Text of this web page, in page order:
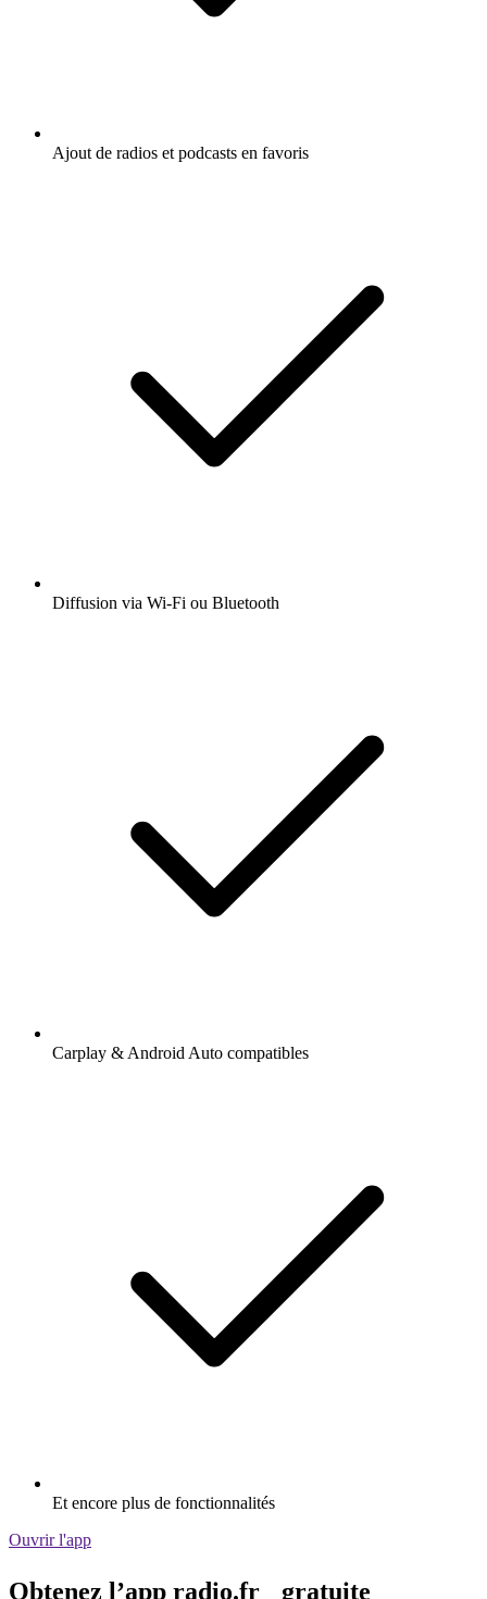
Ajout de radios et podcasts en favoris
Diffusion via Wi-Fi ou Bluetooth
Carplay & Android Auto compatibles
Et encore plus de fonctionnalités
Ouvrir l'app
Obtenez l’app radio.fr gratuite